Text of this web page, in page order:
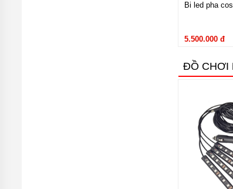
Đồ chơi
Đồ chơi
Huy hiệu logo
Huy hiệu
Bi led pha
5.500.000 đ
ĐỒ CHƠI